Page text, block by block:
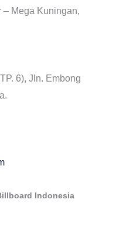
– Mega Kuningan,
6), Jln. Embong
Indonesia